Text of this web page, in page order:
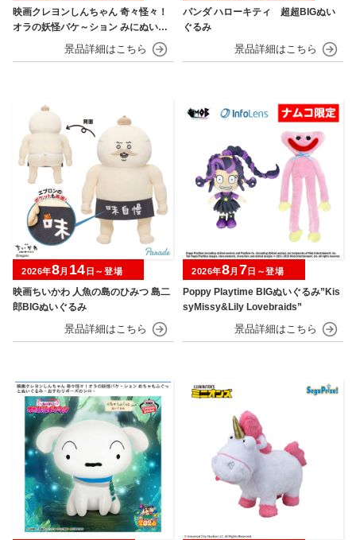
映画クレヨンしんちゃん 奇々怪々！
オラの妖怪バケ～ション みにぬいぐ
パンダ ハローキティ 超超BIGぬい
ぐるみ
映画ちいかわ 人魚の島のひみつ 島二
郎BIGぬいぐるみ
2026年8月 14 日～登場
Poppy Playtime BIGぬいぐるみ”Kis
syMissy&Lily Lovebraids”
2026年8月 7日～登場